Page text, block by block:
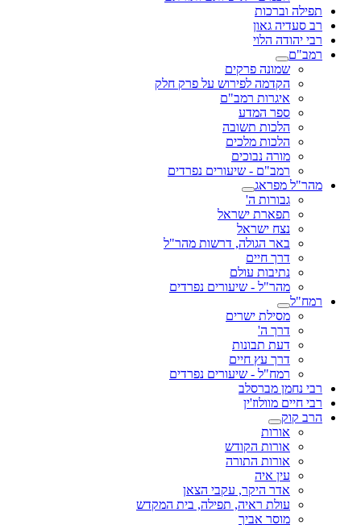
תפילה וברכות
רב סעדיה גאון
רבי יהודה הלוי
רמב"ם
שמונה פרקים
הקדמה לפירוש על פרק חלק
איגרות רמב"ם
ספר המדע
הלכות תשובה
הלכות מלכים
מורה נבוכים
רמב"ם - שיעורים נפרדים
מהר"ל מפראג
גבורות ה'
תפארת ישראל
נצח ישראל
באר הגולה, דרשות מהר"ל
דרך חיים
נתיבות עולם
מהר"ל - שיעורים נפרדים
רמח"ל
מסילת ישרים
דרך ה'
דעת תבונות
דרך עץ חיים
רמח"ל - שיעורים נפרדים
רבי נחמן מברסלב
רבי חיים מוולוז'ין
הרב קוק
אורות
אורות הקודש
אורות התורה
עין איה
אדר היקר, עקבי הצאן
עולת ראיה, תפילה, בית המקדש
מוסר אביך